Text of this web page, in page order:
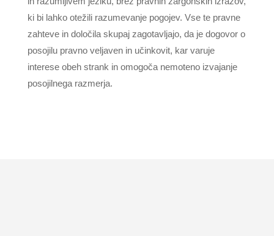
ki bi lahko otežili razumevanje pogojev. Vse te pravne
zahteve in določila skupaj zagotavljajo, da je dogovor o
posojilu pravno veljaven in učinkovit, kar varuje
interese obeh strank in omogoča nemoteno izvajanje
posojilnega razmerja.